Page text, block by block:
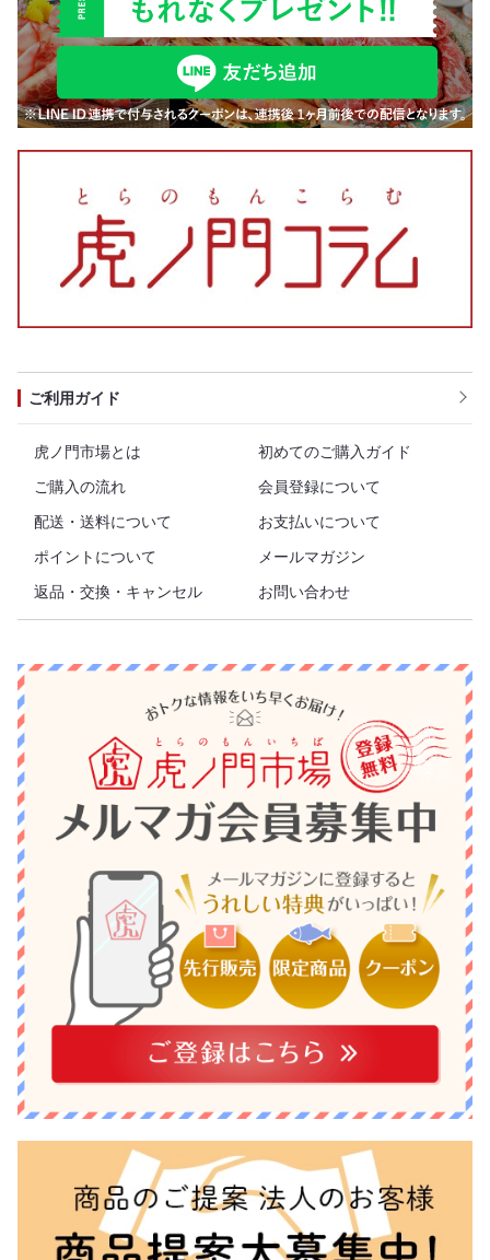
ご利用ガイド
虎ノ門市場とは
初めてのご購入ガイド
ご購入の流れ
会員登録について
配送・送料について
お支払いについて
ポイントについて
メールマガジン
返品・交換・キャンセル
お問い合わせ